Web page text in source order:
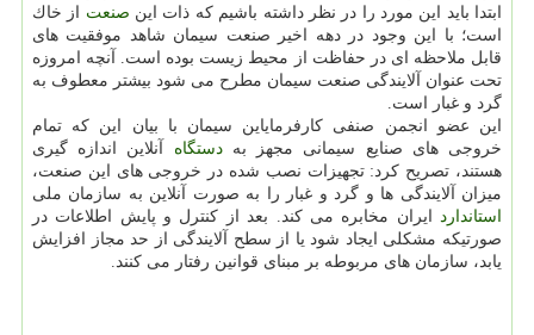
ابتدا باید این مورد را در نظر داشته باشیم كه ذات این صنعت از خاك
است؛ با این وجود در دهه اخیر صنعت سیمان شاهد موفقیت های
قابل ملاحظه ای در حفاظت از محیط زیست بوده است. آنچه امروزه
تحت عنوان آلایندگی صنعت سیمان مطرح می شود بیشتر معطوف به
گرد و غبار است.
این عضو انجمن صنفی كارفرمایاین سیمان با بیان این كه تمام
خروجی های صنایع سیمانی مجهز بهدستگاه آنلاین اندازه گیری
هستند، تصریح كرد: تجهیزات نصب شده در خروجی های این صنعت،
میزان آلایندگی ها و گرد و غبار را به صورت آنلاین به سازمان ملی
استاندارد ایران مخابره می كند. بعد از كنترل و پایش اطلاعات در
صورتیكه مشكلی ایجاد شود یا از سطح آلایندگی از حد مجاز افزایش
یابد، سازمان های مربوطه بر مبنای قوانین رفتار می كنند.